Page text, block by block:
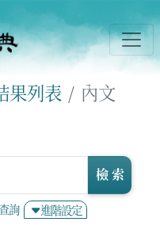
果列表 內文
詢 進階設定
檢 索